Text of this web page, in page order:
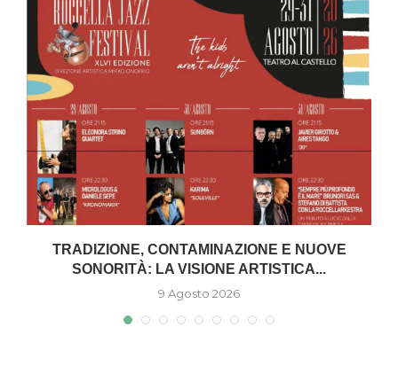
TRADIZIONE, CONTAMINAZIONE E NUOVE
SONORITÀ: LA VISIONE ARTISTICA...
9 Agosto 2026